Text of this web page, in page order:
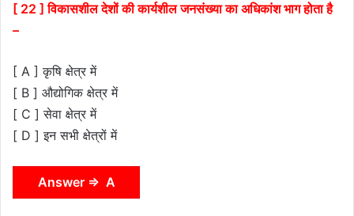
[ 22 ] विकासशील देशों की कार्यशील जनसंख्या का अधिकांश भाग होता है
–
[ A ] कृषि क्षेत्र में
[ B ] औद्योगिक क्षेत्र में
[ C ] सेवा क्षेत्र में
[ D ] इन सभी क्षेत्रों में
Answer ⇒ A